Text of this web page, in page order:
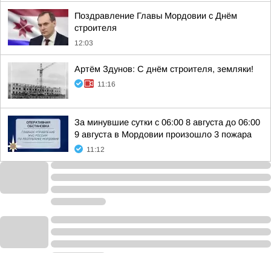
Поздравление Главы Мордовии с Днём
строителя
12:03
Артём Здунов: С днём строителя, земляки!
11:16
За минувшие сутки с 06:00 8 августа до 06:00
9 августа в Мордовии произошло 3 пожара
11:12